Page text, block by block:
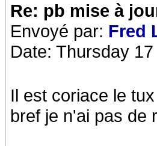
Re: pb mise à
Envoyé par: Fred
Date: Thursday
Il est coriace le
bref je n'ai pas de